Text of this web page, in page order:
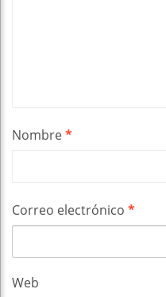
Nombre*
Correo electrónico *
Web